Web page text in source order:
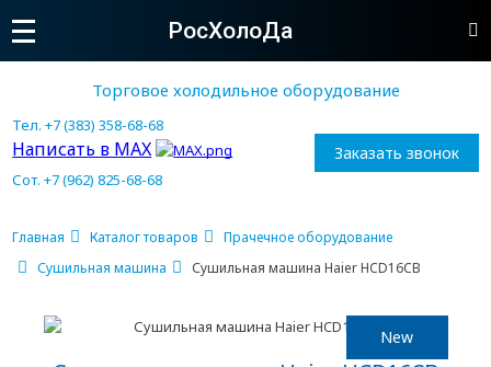
РосХолоДа
Торговое холодильное оборудование
Тел. +7 (383) 358-68-68
Написать в MAX
Сот. +7 (962) 825-68-68
Заказать звонок
Главная Каталог товаров
Прачечное оборудование
Сушильная машина
Сушильная машина Haier HCD16CB
New